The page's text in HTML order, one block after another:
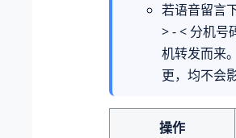
若语音留言
> - < 分机号
机转发而来
更，均不会
操作